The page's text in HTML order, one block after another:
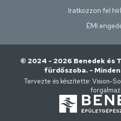
Iratkozzon fel
ÉMI
© 2024 - 2026 Benedek és
fürdőszoba. -
Tervezte és készítette: Vision-